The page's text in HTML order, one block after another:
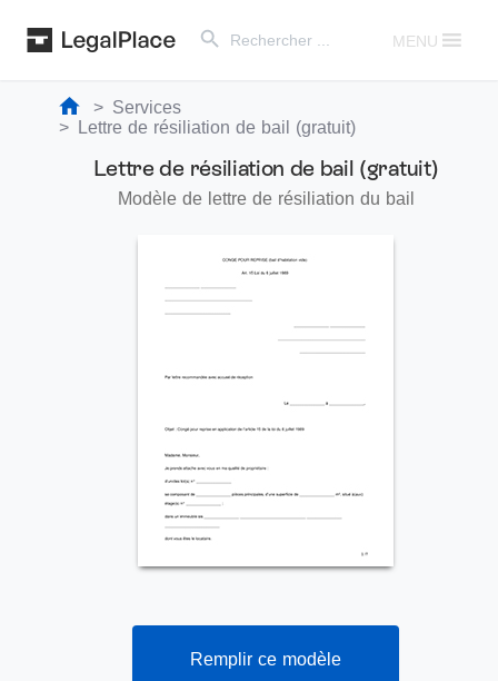
for:
MENU
Services
Lettre de résiliation de bail (gratuit)
Lettre de résiliation de bail (gratuit)
Modèle de lettre de résiliation du bail
Remplir ce modèle